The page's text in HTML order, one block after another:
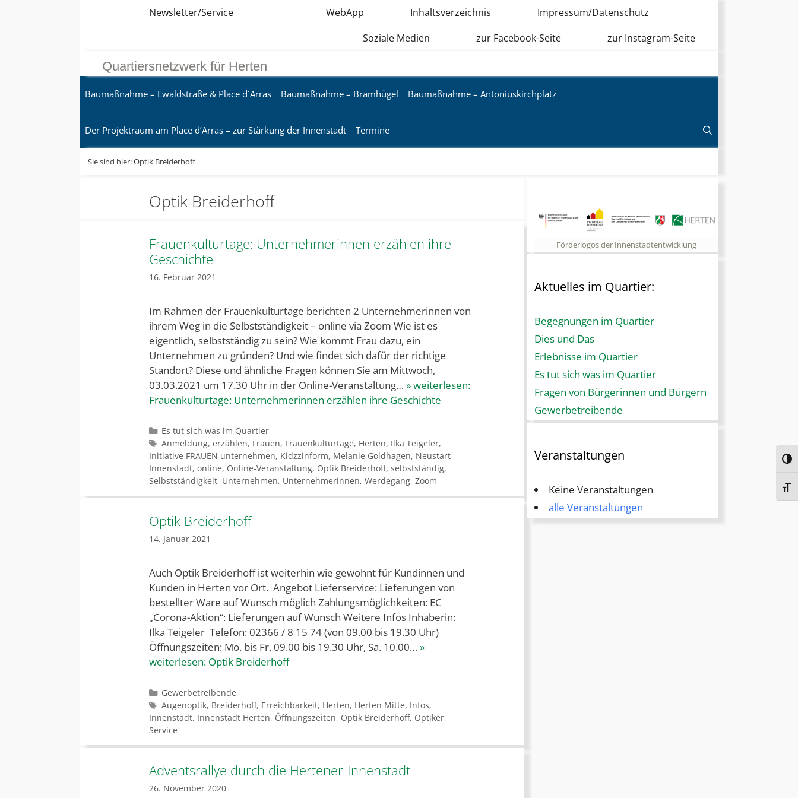
Newsletter/Service WebApp Inhaltsverzeichnis
Impressum/Datenschutz
Soziale Medien
zur Facebook-Seite zur Instagram-Seite
Quartiersnetzwerk für Herten
Baumaßnahme – Ewaldstraße & Place d´Arras Baumaßnahme – Bramhügel Baumaßnahme – Antoniuskirchplatz
Der Projektraum am Place d’Arras – zur Stärkung der Innenstadt Termine
Sie sind hier:Optik Breiderhoff
Optik Breiderhoff
Frauenkulturtage: Unternehmerinnen erzählen ihre
Geschichte
16. Februar 2021
Im Rahmen der Frauenkulturtage berichten 2 Unternehmerinnen von
ihrem Weg in die Selbstständigkeit – online via Zoom Wie ist es
eigentlich, selbstständig zu sein? Wie kommt Frau dazu, ein
Unternehmen zu gründen? Und wie findet sich dafür der richtige
Standort? Diese und ähnliche Fragen können Sie am Mittwoch,
03.03.2021 um 17.30 Uhr in der Online-Veranstaltung… » weiterlesen:
Frauenkulturtage: Unternehmerinnen erzählen ihre Geschichte
Kategorien
Es tut sich was im Quartier
Schlagwörter
Anmeldung,erzählen, Frauen, Frauenkulturtage, Herten, Ilka Teigeler,
Initiative FRAUEN unternehmen, Kidzzinform, Melanie Goldhagen, Neustart
Innenstadt, online, Online-Veranstaltung, Optik Breiderhoff, selbstständig,
Selbstständigkeit, Unternehmen, Unternehmerinnen, Werdegang, Zoom
Optik Breiderhoff
14. Januar 2021
Auch Optik Breiderhoff ist weiterhin wie gewohnt für Kundinnen und
Kunden in Herten vor Ort. Angebot Lieferservice: Lieferungen von
bestellter Ware auf Wunsch möglich Zahlungsmöglichkeiten: EC
„Corona-Aktion“: Lieferungen auf Wunsch Weitere Infos Inhaberin:
Ilka Teigeler Telefon: 02366 / 8 15 74 (von 09.00 bis 19.30 Uhr)
Öffnungszeiten: Mo. bis Fr. 09.00 bis 19.30 Uhr, Sa. 10.00… »
weiterlesen: Optik Breiderhoff
Kategorien
Gewerbetreibende
Schlagwörter
Augenoptik, Breiderhoff, Erreichbarkeit, Herten, Herten Mitte, Infos,
Innenstadt, Innenstadt Herten, Öffnungszeiten, Optik Breiderhoff, Optiker,
Service
Adventsrallye durch die Hertener-Innenstadt
26. November 2020
Förderlogos der Innenstadtentwicklung
Aktuelles im Quartier:
Begegnungen im Quartier
Dies und Das
Erlebnisse im Quartier
Es tut sich was im Quartier
Fragen von Bürgerinnen und Bürgern
Gewerbetreibende
Veranstaltungen
Keine Veranstaltungen
alle Veranstaltungen